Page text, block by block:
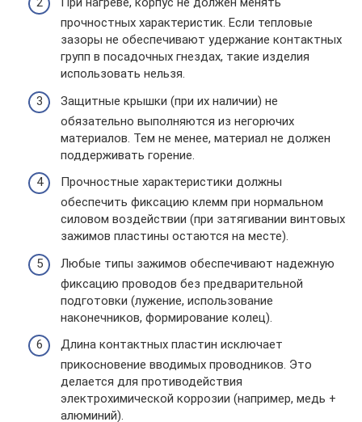
прочностных характеристик. Если тепловые
зазоры не обеспечивают удержание контактных
групп в посадочных гнездах, такие изделия
использовать нельзя.
Защитные крышки (при их наличии) не
обязательно выполняются из негорючих
материалов. Тем не менее, материал не должен
поддерживать горение.
Прочностные характеристики должны
обеспечить фиксацию клемм при нормальном
силовом воздействии (при затягивании винтовых
зажимов пластины остаются на месте).
Любые типы зажимов обеспечивают надежную
фиксацию проводов без предварительной
подготовки (лужение, использование
наконечников, формирование колец).
Длина контактных пластин исключает
прикосновение вводимых проводников. Это
делается для противодействия
электрохимической коррозии (например, медь +
алюминий).